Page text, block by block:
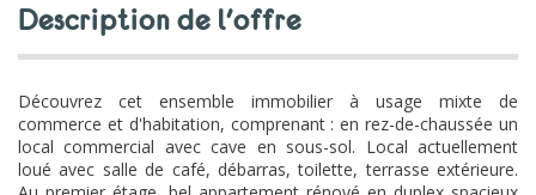
description de l'offre
Découvrez cet ensemble immobilier à usage mixte de
commerce et d'habitation, comprenant : en rez-de-chaussée un
local commercial avec cave en sous-sol. Local actuellement
loué avec salle de café, débarras, toilette, terrasse extérieure.